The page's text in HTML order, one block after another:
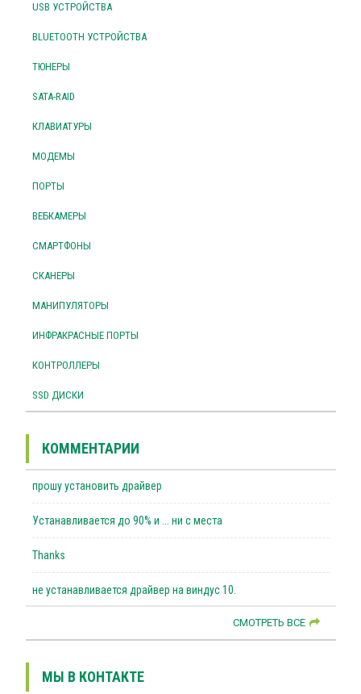
USB УСТРОЙСТВА
BLUETOOTH УСТРОЙСТВА
ТЮНЕРЫ
SATA-RAID
КЛАВИАТУРЫ
МОДЕМЫ
ПОРТЫ
ВЕБКАМЕРЫ
СМАРТФОНЫ
СКАНЕРЫ
МАНИПУЛЯТОРЫ
ИНФРАКРАСНЫЕ ПОРТЫ
КОНТРОЛЛЕРЫ
SSD ДИСКИ
КОММЕНТАРИИ
прошу установить драйвер
Устанавливается до 90% и ... ни с места
Thanks
не устанавливается драйвер на виндус 10.
СМОТРЕТЬ ВСЕ
МЫ В КОНТАКТЕ